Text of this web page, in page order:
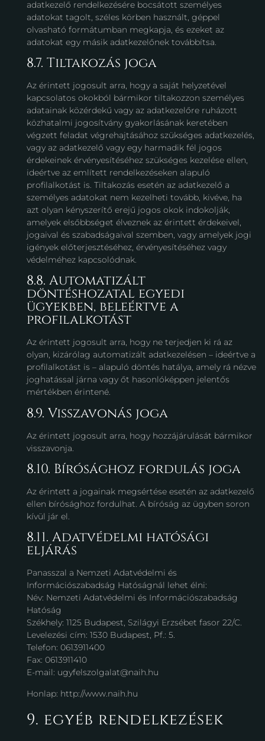
adatkezelő rendelkezésére bocsátott személyes
adatokat tagolt, széles körben használt, géppel
olvasható formátumban megkapja, és ezeket az
adatokat egy másik adatkezelőnek továbbítsa.
8.7. Tiltakozás joga
Az érintett jogosult arra, hogy a saját helyzetével
kapcsolatos okokból bármikor tiltakozzon személyes
adatainak közérdekű vagy az adatkezelőre ruházott
közhatalmi jogosítvány gyakorlásának keretében
végzett feladat végrehajtásához szükséges adatkezelés,
vagy az adatkezelő vagy egy harmadik fél jogos
érdekeinek érvényesítéséhez szükséges kezelése ellen,
ideértve az említett rendelkezéseken alapuló
profilalkotást is. Tiltakozás esetén az adatkezelő a
személyes adatokat nem kezelheti tovább, kivéve, ha
azt olyan kényszerítő erejű jogos okok indokolják,
amelyek elsőbbséget élveznek az érintett érdekeivel,
jogaival és szabadságaival szemben, vagy amelyek jogi
igények előterjesztéséhez, érvényesítéséhez vagy
védelméhez kapcsolódnak.
8.8. Automatizált
döntéshozatal egyedi
ügyekben, beleértve a
profilalkotást
Az érintett jogosult arra, hogy ne terjedjen ki rá az
olyan, kizárólag automatizált adatkezelésen – ideértve a
profilalkotást is – alapuló döntés hatálya, amely rá nézve
joghatással járna vagy őt hasonlóképpen jelentős
mértékben érintené.
8.9. Visszavonás joga
Az érintett jogosult arra, hogy hozzájárulását bármikor
visszavonja.
8.10. Bírósághoz fordulás joga
Az érintett a jogainak megsértése esetén az adatkezelő
ellen bírósághoz fordulhat. A bíróság az ügyben soron
kívül jár el.
8.11. Adatvédelmi hatósági
eljárás
Panasszal a Nemzeti Adatvédelmi és
Információszabadság Hatóságnál lehet élni:
Név: Nemzeti Adatvédelmi és Információszabadság
Hatóság
Székhely: 1125 Budapest, Szilágyi Erzsébet fasor 22/C.
Levelezési cím: 1530 Budapest, Pf.: 5.
Telefon: 0613911400
Fax: 0613911410
E-mail: ugyfelszolgalat@naih.hu
Honlap: http://www.naih.hu
9. egyéb rendelkezések